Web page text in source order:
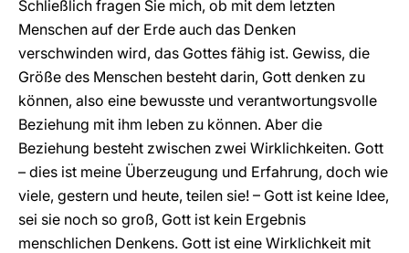
Schließlich fragen Sie mich, ob mit dem letzten
Menschen auf der Erde auch das Denken
verschwinden wird, das Gottes fähig ist. Gewiss, die
Größe des Menschen besteht darin, Gott denken zu
können, also eine bewusste und verantwortungsvolle
Beziehung mit ihm leben zu können. Aber die
Beziehung besteht zwischen zwei Wirklichkeiten. Gott
– dies ist meine Überzeugung und Erfahrung, doch wie
viele, gestern und heute, teilen sie! – Gott ist keine Idee,
sei sie noch so groß, Gott ist kein Ergebnis
menschlichen Denkens. Gott ist eine Wirklichkeit mit